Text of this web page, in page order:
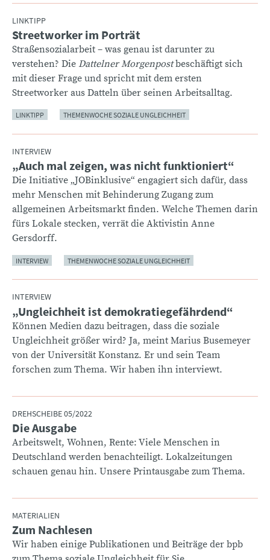
LINKTIPP
:Streetworker im Porträt
Straßensozialarbeit – was genau ist darunter zu
verstehen? Die Dattelner Morgenpostbeschäftigt sich
mit dieser Frage und spricht mit dem ersten
Streetworker aus Datteln über seinen Arbeitsalltag.
LINKTIPP THEMENWOCHE SOZIALE UNGLEICHHEIT
INTERVIEW
:„Auch mal zeigen, was nicht funktioniert“
Die Initiative „JOBinklusive“ engagiert sich dafür, dass
mehr Menschen mit Behinderung Zugang zum
allgemeinen Arbeitsmarkt finden. Welche Themen darin
fürs Lokale stecken, verrät die Aktivistin Anne
Gersdorff.
INTERVIEW THEMENWOCHE SOZIALE UNGLEICHHEIT
INTERVIEW
:„Ungleichheit ist demokratiegefährdend“
Können Medien dazu beitragen, dass die soziale
Ungleichheit größer wird? Ja, meint Marius Busemeyer
von der Universität Konstanz. Er und sein Team
forschen zum Thema. Wir haben ihn interviewt.
DREHSCHEIBE 05/2022
:Die Ausgabe
Arbeitswelt, Wohnen, Rente: Viele Menschen in
Deutschland werden benachteiligt. Lokalzeitungen
schauen genau hin. Unsere Printausgabe zum Thema.
MATERIALIEN
:
Zum Nachlesen
Wir haben einige Publikationen und Beiträge der bpb